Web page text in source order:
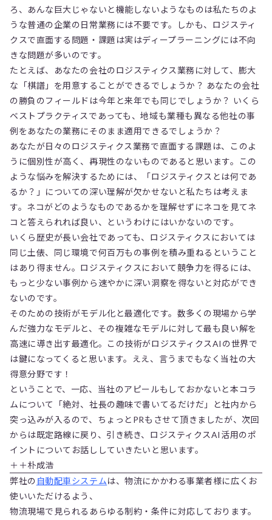
ろ、あんな巨大じゃないと機能しないようなものは私たちのよ
うな普通の企業の日常業務には不要です。しかも、ロジスティ
クスで直面する問題・課題は実はディープラーニングには不向
きな問題が多いのです。
たとえば、あなたの会社のロジスティクス業務に対して、膨大
な「棋譜」を用意することができるでしょうか？ あなたの会社
の勝負のフィールドは今年と来年でも同じでしょうか？ いくら
ベストプラクティスであっても、地域も業種も異なる他社の事
例をあなたの業務にそのまま適用できるでしょうか？
あなたが日々のロジスティクス業務で直面する課題は、このよ
うに個別性が高く、再現性のないものであると思います。この
ような悩みを解決するためには、「ロジスティクスとは何であ
るか？」についての深い理解が欠かせないと私たちは考えま
す。ネコがどのようなものであるかを理解せずにネコを見てネ
コと答えられれば良い、というわけにはいかないのです。
いくら歴史が長い会社であっても、ロジスティクスにおいては
同じ土俵、同じ環境で何百万もの事例を積み重ねるということ
はあり得ません。ロジスティクスにおいて競争力を得るには、
もっと少ない事例から速やかに深い洞察を得ないと対応ができ
ないのです。
そのための技術がモデル化と最適化です。数多くの現場から学
んだ強力なモデルと、その複雑なモデルに対して最も良い解を
高速に導き出す最適化。この技術がロジスティクスAIの世界で
は鍵になってくると思います。ええ、言うまでもなく当社の大
得意分野です！
ということで、一応、当社のアピールもしておかないと本コラ
ムについて「絶対、社長の趣味で書いてるだけだ」と社内から
突っ込みが入るので、ちょっとPRもさせて頂きましたが、次回
からは既定路線に戻り、引き続き、ロジスティクスAI活用のポ
イントについてお話ししていきたいと思います。
＋＋朴成浩
弊社の 自動配車システムは、物流にかかわる事業者様に広くお
使いいただけるよう、
物流現場で見られるあらゆる制約・条件に対応しております。